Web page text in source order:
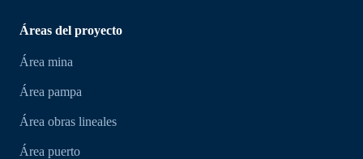
Áreas del proyecto
Área mina
Área pampa
Área obras lineales
Área puerto